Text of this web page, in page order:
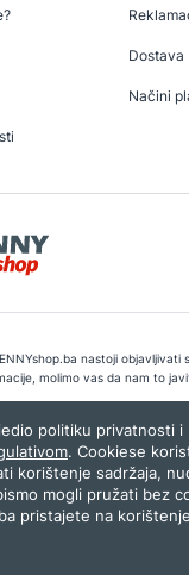
Dostava
Načini
nastoji
molimo vas da nam to
Penny plus d.o.o. Sarajevo.
politiku privatnosti
. Cookiese
korištenje sadržaja,
mogli pružati bez
pristajete na